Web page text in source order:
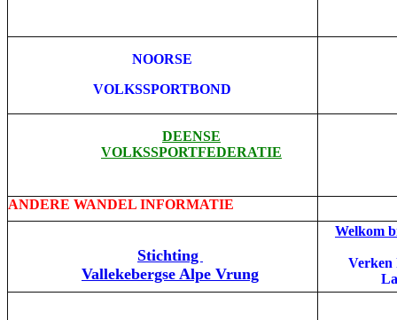
NOORSE
VOLKSSPORTBOND
DEENSE
VOLKSSPORTFEDERATIE
ANDERE WANDEL INFORMATIE
Stichting
Vallekebergse Alpe Vrung
Welkom
Verken